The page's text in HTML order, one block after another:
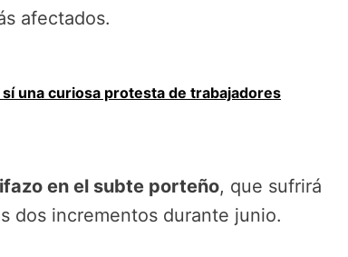
afectados.
una curiosa protesta de trabajadores
en el subte porteño, que sufrirá
dos incrementos durante junio.